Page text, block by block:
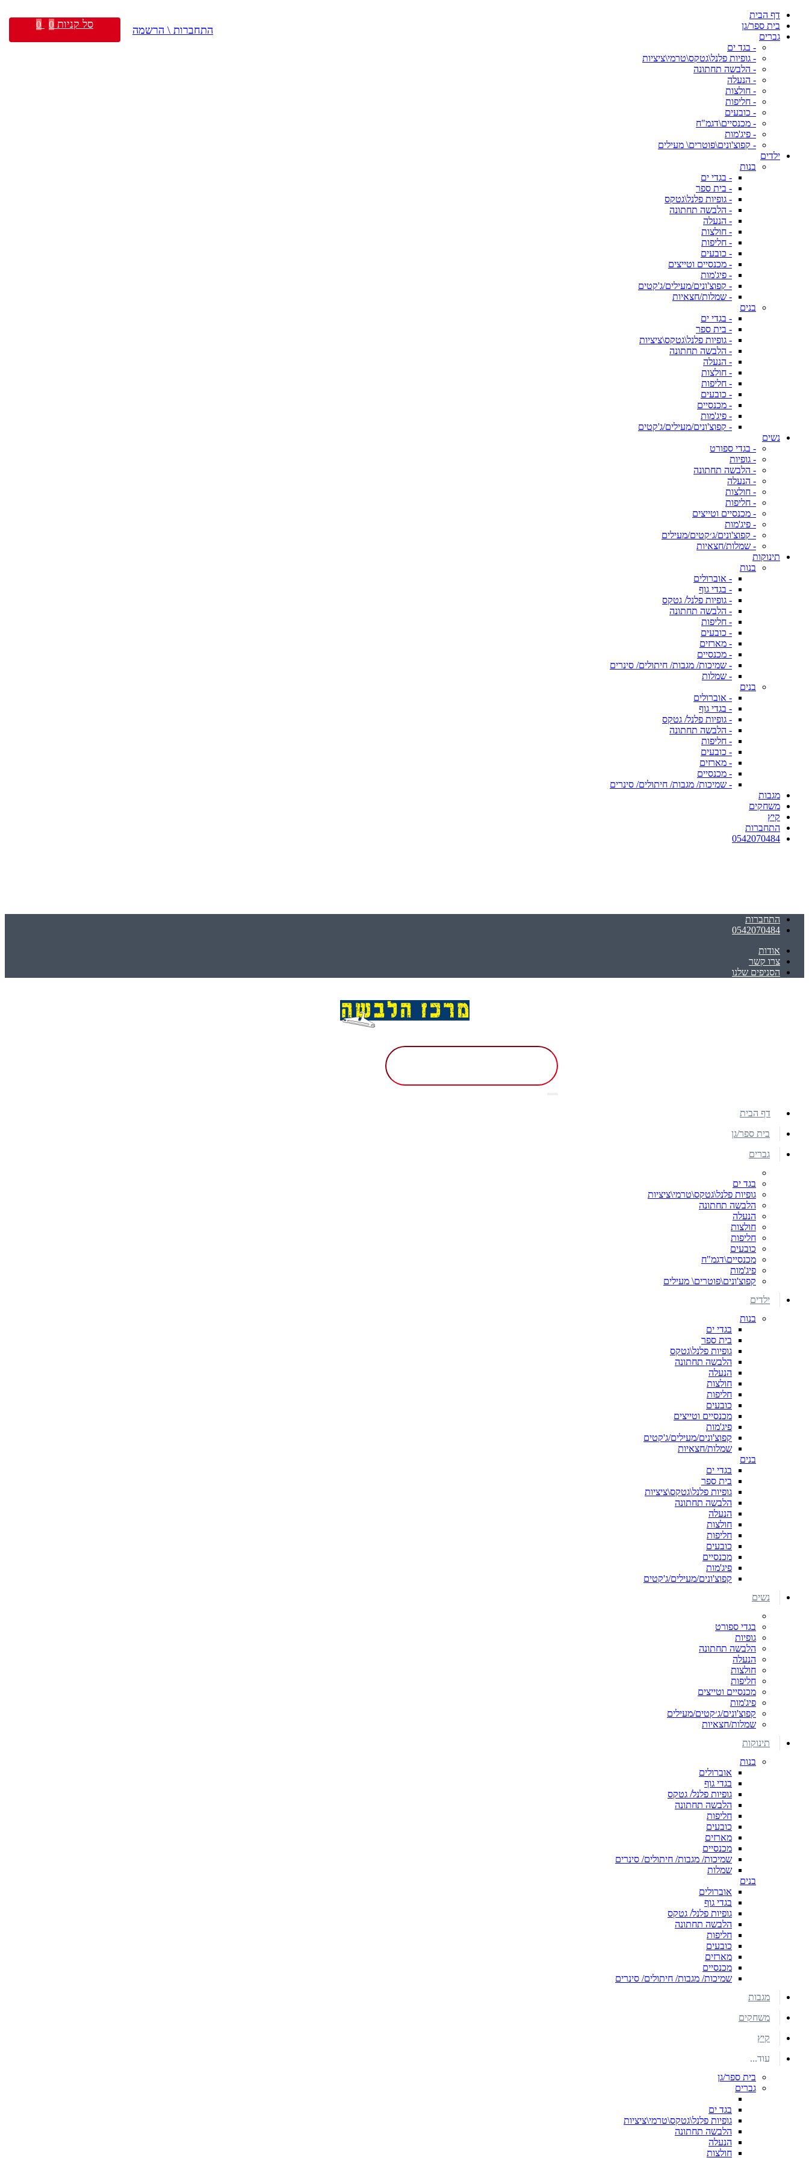
דף הבית
בית ספר/גן
גברים
- בגד ים
- גופיות פלנל\גטקס\טרמי\ציציות
- הלבשה תחתונה
- הנעלה
- חולצות
- חליפות
- כובעים
- מכנסיים\דגמ"ח
- פיג'מות
- קפוצ'ונים\פוטרים\ מעילים
ילדים
בנות
- בגדי ים
- בית ספר
- גופיות פלנל\גטקס
- הלבשה תחתונה
- הנעלה
- חולצות
- חליפות
- כובעים
- מכנסיים וטייצים
- פיג'מות
- קפוצ'ונים/מעילים/ג'קטים
- שמלות/חצאיות
בנים
- בגדי ים
- בית ספר
- גופיות פלנל\גטקס\ציציות
- הלבשה תחתונה
- הנעלה
- חולצות
- חליפות
- כובעים
- מכנסיים
- פיג'מות
- קפוצ'ונים/מעילים/ג'קטים
נשים
- בגדי ספורט
- גופיות
- הלבשה תחתונה
- הנעלה
- חולצות
- חליפות
- מכנסיים וטייצים
- פיג'מות
- קפוצ'ונים/ג׳קטים/מעילים
- שמלות/חצאיות
תינוקות
בנות
- אוברולים
- בגדי גוף
- גופיות פלנל/ גטקס
- הלבשה תחתונה
- חליפות
- כובעים
- מארזים
- מכנסיים
- שמיכות/ מגבות/ חיתולים/ סינרים
- שמלות
בנים
- אוברולים
- בגדי גוף
- גופיות פלנל/ גטקס
- הלבשה תחתונה
- חליפות
- כובעים
- מארזים
- מכנסיים
- שמיכות/ מגבות/ חיתולים/ סינרים
מגבות
משחקים
קיץ
התחברות
0542070484
התחברות
0542070484
אודות
צרו קשר
הסניפים שלנו
התחברות \ הרשמה סל קניות 0
0
דף הבית
בית ספר/גן
גברים
בגד ים
גופיות פלנל\גטקס\טרמי\ציציות
הלבשה תחתונה
הנעלה
חולצות
חליפות
כובעים
מכנסיים\דגמ"ח
פיג'מות
קפוצ'ונים\פוטרים\ מעילים
ילדים
בנות
בגדי ים
בית ספר
גופיות פלנל\גטקס
הלבשה תחתונה
הנעלה
חולצות
חליפות
כובעים
מכנסיים וטייצים
פיג'מות
קפוצ'ונים/מעילים/ג'קטים
שמלות/חצאיות
בנים
בגדי ים
בית ספר
גופיות פלנל\גטקס\ציציות
הלבשה תחתונה
הנעלה
חולצות
חליפות
כובעים
מכנסיים
פיג'מות
קפוצ'ונים/מעילים/ג'קטים
נשים
בגדי ספורט
גופיות
הלבשה תחתונה
הנעלה
חולצות
חליפות
מכנסיים וטייצים
פיג'מות
קפוצ'ונים/ג׳קטים/מעילים
שמלות/חצאיות
תינוקות
בנות
אוברולים
בגדי גוף
גופיות פלנל/ גטקס
הלבשה תחתונה
חליפות
כובעים
מארזים
מכנסיים
שמיכות/ מגבות/ חיתולים/ סינרים
שמלות
בנים
אוברולים
בגדי גוף
גופיות פלנל/ גטקס
הלבשה תחתונה
חליפות
כובעים
מארזים
מכנסיים
שמיכות/ מגבות/ חיתולים/ סינרים
מגבות
משחקים
קיץ
עוד...
בית ספר/גן
גברים
בגד ים
גופיות פלנל\גטקס\טרמי\ציציות
הלבשה תחתונה
הנעלה
חולצות